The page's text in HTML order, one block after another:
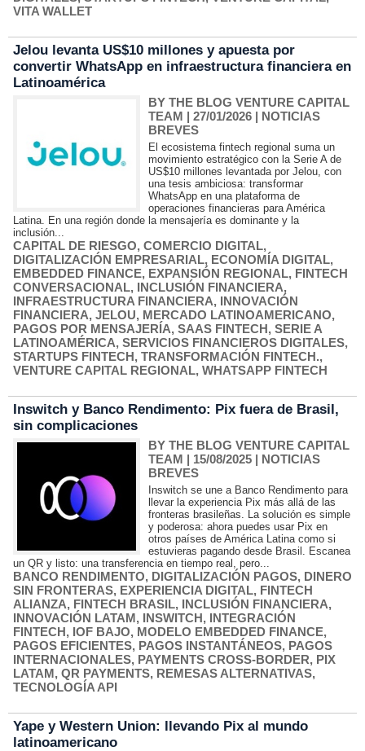
VITA WALLET
Jelou levanta US$10 millones y apuesta por
convertir WhatsApp en infraestructura financiera en
Latinoamérica
BY THE BLOG VENTURE CAPITAL
TEAM | 27/01/2026 | NOTICIAS
BREVES
El ecosistema fintech regional suma un
movimiento estratégico con la Serie A de
US$10 millones levantada por Jelou, con
una tesis ambiciosa: transformar
WhatsApp en una plataforma de
operaciones financieras para América
Latina. En una región donde la mensajería es dominante y la
inclusión...
CAPITAL DE RIESGO, COMERCIO DIGITAL,
DIGITALIZACIÓN EMPRESARIAL, ECONOMÍA DIGITAL,
EMBEDDED FINANCE, EXPANSIÓN REGIONAL, FINTECH
CONVERSACIONAL, INCLUSIÓN FINANCIERA,
INFRAESTRUCTURA FINANCIERA, INNOVACIÓN
FINANCIERA, JELOU, MERCADO LATINOAMERICANO,
PAGOS POR MENSAJERÍA, SAAS FINTECH, SERIE A
LATINOAMÉRICA, SERVICIOS FINANCIEROS DIGITALES,
STARTUPS FINTECH, TRANSFORMACIÓN FINTECH.,
VENTURE CAPITAL REGIONAL, WHATSAPP FINTECH
Inswitch y Banco Rendimento: Pix fuera de Brasil,
sin complicaciones
BY THE BLOG VENTURE CAPITAL
TEAM | 15/08/2025 | NOTICIAS
BREVES
Inswitch se une a Banco Rendimento para
llevar la experiencia Pix más allá de las
fronteras brasileñas. La solución es simple
y poderosa: ahora puedes usar Pix en
otros países de América Latina como si
estuvieras pagando desde Brasil. Escanea
un QR y listo: una transferencia en tiempo real, pero...
BANCO RENDIMENTO, DIGITALIZACIÓN PAGOS, DINERO
SIN FRONTERAS, EXPERIENCIA DIGITAL, FINTECH
ALIANZA, FINTECH BRASIL, INCLUSIÓN FINANCIERA,
INNOVACIÓN LATAM, INSWITCH, INTEGRACIÓN
FINTECH, IOF BAJO, MODELO EMBEDDED FINANCE,
PAGOS EFICIENTES, PAGOS INSTANTÁNEOS, PAGOS
INTERNACIONALES, PAYMENTS CROSS-BORDER, PIX
LATAM, QR PAYMENTS, REMESAS ALTERNATIVAS,
TECNOLOGÍA API
Yape y Western Union: llevando Pix al mundo
latinoamericano